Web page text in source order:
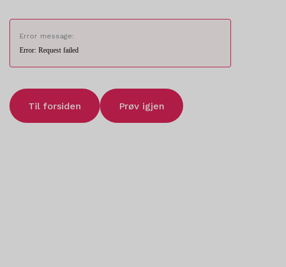
Error message:
Error: Request failed
Til forsiden Prøv igjen